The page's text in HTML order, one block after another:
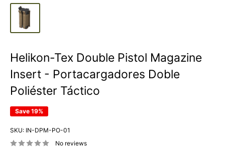
Helikon-Tex Double Pistol Magazine
Insert - Portacargadores Doble
Poliéster Táctico
Save 19%
SKU: IN-DPM-PO-01
No reviews